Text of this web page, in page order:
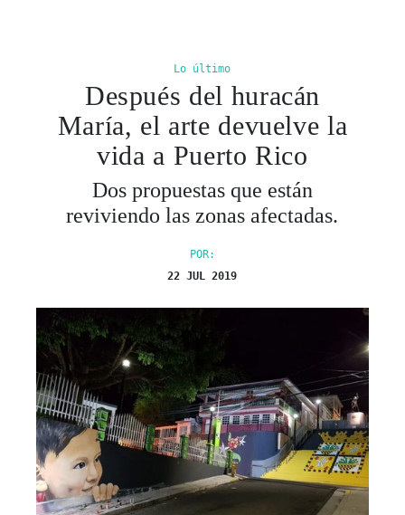
Después del huracán
María, el arte devuelve la
vida a Puerto Rico
Dos propuestas que están
reviviendo las zonas afectadas.